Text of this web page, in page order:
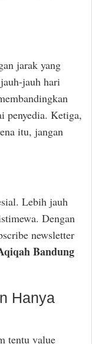
jarak yang
jauh hari
penyedia. Ketiga,
itu, jangan
Lebih jauh
Dengan
newsletter
Bandung
Hanya
tentu value